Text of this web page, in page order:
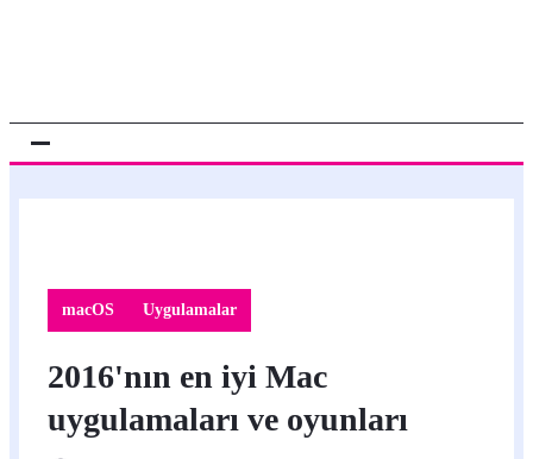
macOS Uygulamalar
2016'nın en iyi Mac
uygulamaları ve oyunları